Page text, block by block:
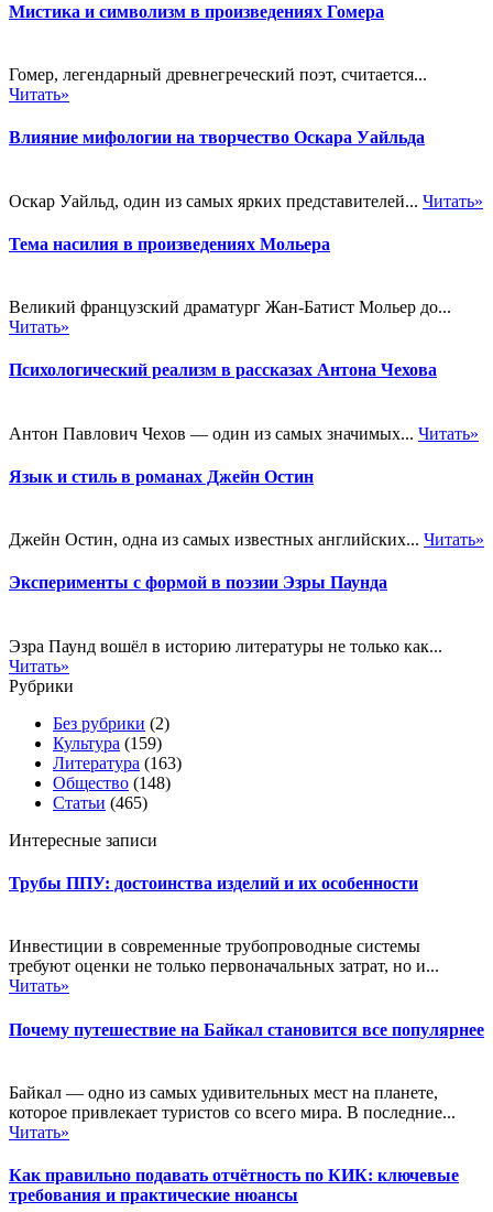
Мистика и символизм в произведениях Гомера
Гомер, легендарный древнегреческий поэт, считается...
Читать»
Влияние мифологии на творчество Оскара Уайльда
Оскар Уайльд, один из самых ярких представителей... Читать»
Тема насилия в произведениях Мольера
Великий французский драматург Жан-Батист Мольер до...
Читать»
Психологический реализм в рассказах Антона Чехова
Антон Павлович Чехов — один из самых значимых... Читать»
Язык и стиль в романах Джейн Остин
Джейн Остин, одна из самых известных английских... Читать»
Эксперименты с формой в поэзии Эзры Паунда
Эзра Паунд вошёл в историю литературы не только как...
Читать»
Рубрики
Без рубрики (2)
Культура (159)
Литература (163)
Общество (148)
Статьи (465)
Интересные записи
Трубы ППУ: достоинства изделий и их особенности
Инвестиции в современные трубопроводные системы
требуют оценки не только первоначальных затрат, но и...
Читать»
Почему путешествие на Байкал становится все популярнее
Байкал — одно из самых удивительных мест на планете,
которое привлекает туристов со всего мира. В последние...
Читать»
Как правильно подавать отчётность по КИК: ключевые
требования и практические нюансы